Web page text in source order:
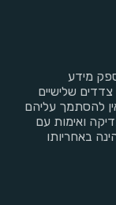
מידע
שלישיים
להסתמך עליהם
ואימות עם
באחריותו